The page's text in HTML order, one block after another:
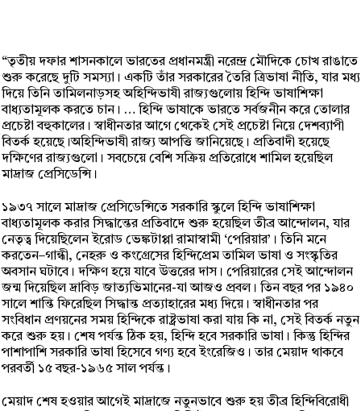
“তৃতীয় দফার শাসনকালে ভারতের প্রধানমন্ত্রী নরেন্দ্র মৌদিকে চোখ রাঙাতে
শুরু করেছে দুটি সমস্যা। একটি তাঁর সরকারের তৈরি ত্রিভাষা নীতি, যার মধ্য
দিয়ে তিনি তামিলনাড়সহ অহিন্দিভাষী রাজ্যগুলোয় হিন্দি ভাষাশিক্ষা
বাধ্যতামূলক করতে চান। … হিন্দি ভাষাকে ভারতে সর্বজনীন করে তোলার
প্রচেষ্টা বহুকালের। স্বাধীনতার আগে থেকেই সেই প্রচেষ্টা নিয়ে দেশব্যাপী
বিতর্ক হয়েছে।অহিন্দিভাষী রাজ্য আপত্তি জানিয়েছে। প্রতিবাদী হয়েছে
দক্ষিণের রাজ্যগুলো। সবচেয়ে বেশি সক্রিয় প্রতিরোধে শামিল হয়েছিল
মাদ্রাজ প্রেসিডেন্সি।
১৯৩৭ সালে মাদ্রাজ প্রেসিডেন্সিতে সরকারি স্কুলে হিন্দি ভাষাশিক্ষা
বাধ্যতামূলক করার সিদ্ধান্তের প্রতিবাদে শুরু হয়েছিল তীব্র আন্দোলন, যার
নেতৃত্ব দিয়েছিলেন ইরোড ভেঙ্কটাপ্পা রামাস্বামী ‘পেরিয়ার’। তিনি মনে
করতেন–গান্ধী, নেহরু ও কংগ্রেসের হিন্দিপ্রেম তামিল ভাষা ও সংস্কৃতির
অবসান ঘটাবে। দক্ষিণ হয়ে যাবে উত্তরের দাস। পেরিয়ারের সেই আন্দোলন
জন্ম দিয়েছিল দ্রাবিড় জাত্যভিমানের-যা আজও প্রবল। তিন বছর পর ১৯৪০
সালে শান্তি ফিরেছিল সিদ্ধান্ত প্রত্যাহারের মধ্য দিয়ে। স্বাধীনতার পর
সংবিধান প্রণয়নের সময় হিন্দিকে রাষ্ট্রভাষা করা যায় কি না, সেই বিতর্ক নতুন
করে শুরু হয়। শেষ পর্যন্ত ঠিক হয়, হিন্দি হবে সরকারি ভাষা। কিন্তু হিন্দির
পাশাপাশি সরকারি ভাষা হিসেবে গণ্য হবে ইংরেজিও। তার মেয়াদ থাকবে
পরবর্তী ১৫ বছর-১৯৬৫ সাল পর্যন্ত।
মেয়াদ শেষ হওয়ার আগেই মাদ্রাজে নতুনভাবে শুরু হয় তীব্র হিন্দিবিরোধী